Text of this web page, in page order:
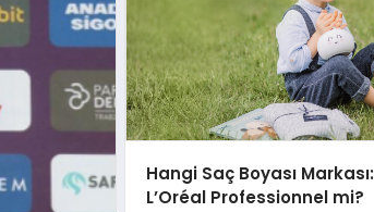
Hangi Saç Boyası
L’Oréal Professionnel mi?